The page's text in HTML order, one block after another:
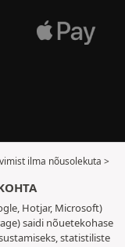
ilma nõusolekuta >
Hotjar, Microsoft)
saidi nõuetekohase
statistiliste